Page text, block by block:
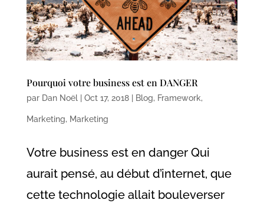
Pourquoi votre business est en DANGER
par Dan Noël| Oct 17, 2018| Blog, Framework,
Marketing, Marketing
Votre business est en danger Qui
aurait pensé, au début d’internet, que
cette technologie allait bouleverser